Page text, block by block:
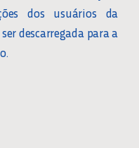
dos usuários da
descarregada para a